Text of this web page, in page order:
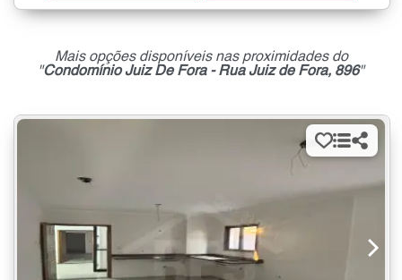
Mais opções disponíveis nas proximidades do
"Condomínio Juiz De Fora - Rua Juiz de Fora, 896"